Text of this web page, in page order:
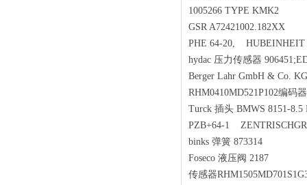
1005266 TYPE KMK2
GSR A72421002.182XX
PHE 64-20, HUBEINHEIT
hydac 压力传感器
Berger Lahr GmbH & Co.
RHM0410MD521P102编
Turck 插头 BMWS 8151-
PZB+64-1
binks 弹簧 873314
Foseco 液压阀 2187
传感器